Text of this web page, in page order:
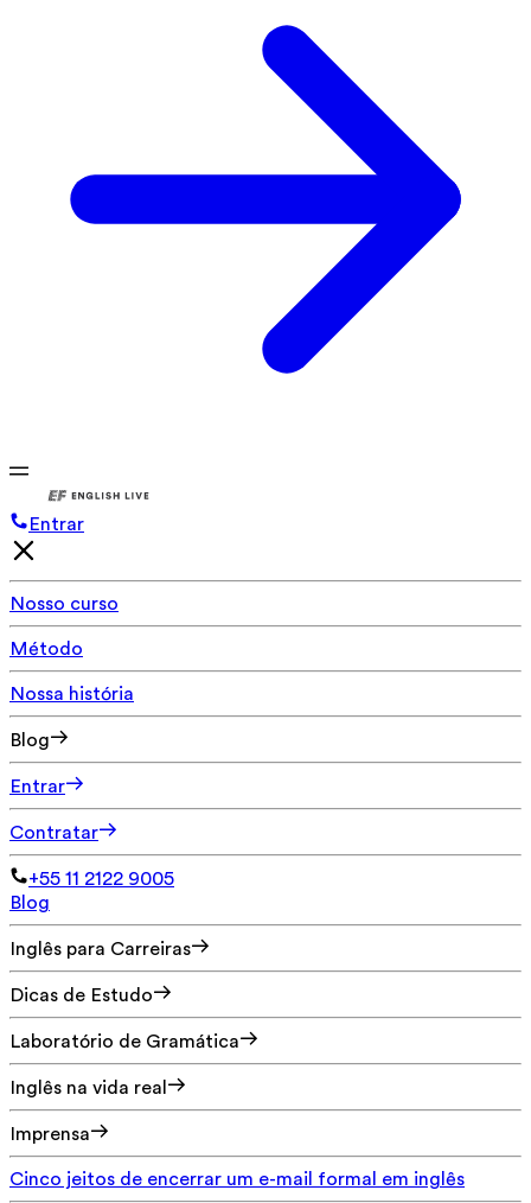
Entrar
Nosso curso
Método
Nossa história
Blog
Entrar
Contratar
+55 11 2122 9005
Blog
Inglês para Carreiras
Dicas de Estudo
Laboratório de Gramática
Inglês na vida real
Imprensa
Cinco jeitos de encerrar um e-mail formal em inglês